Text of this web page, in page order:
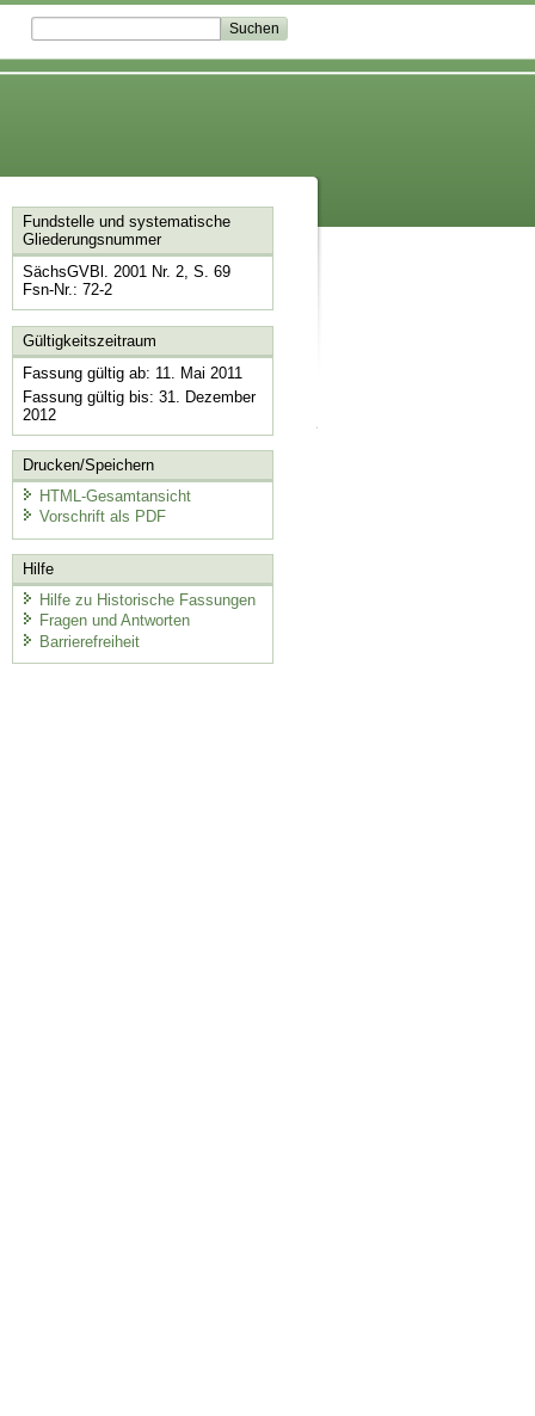
Fundstelle und systematische
Gliederungsnummer
SächsGVBl. 2001 Nr. 2, S. 69
Fsn-Nr.: 72-2
Gültigkeitszeitraum
Fassung gültig ab: 11. Mai 2011
Fassung gültig bis: 31. Dezember
2012
Drucken/Speichern
HTML-Gesamtansicht
Vorschrift als PDF
Hilfe
Hilfe zu Historische Fassungen
Fragen und Antworten
Barrierefreiheit